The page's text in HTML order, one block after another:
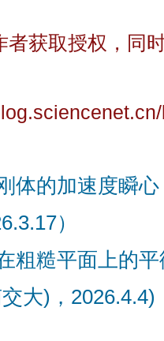
者获取授权，同
体的加速度瞬
）
粗糙平面上的
大)，2026.4.4)